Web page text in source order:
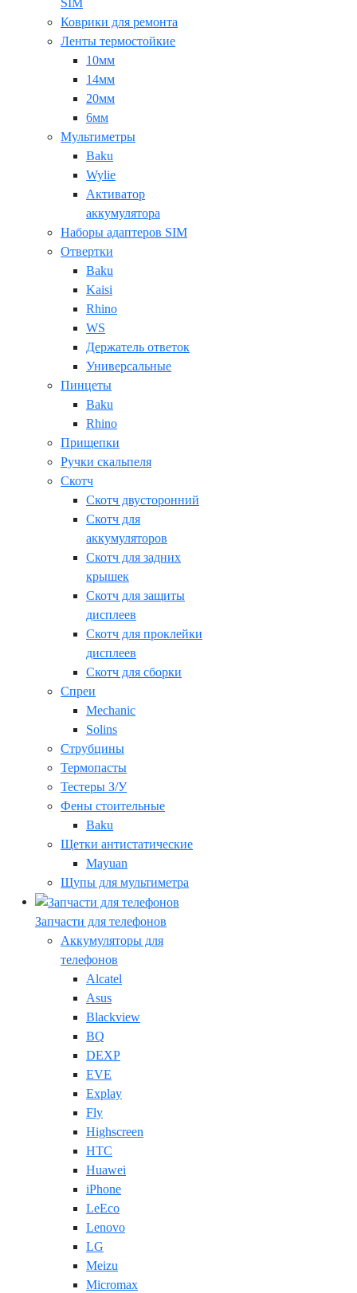
SIM
Коврики для ремонта
Ленты термостойкие
10мм
14мм
20мм
6мм
Мультиметры
Baku
Wylie
Активатор
аккумулятора
Наборы адаптеров SIM
Отвертки
Baku
Kaisi
Rhino
WS
Держатель ответок
Универсальные
Пинцеты
Baku
Rhino
Прищепки
Ручки скальпеля
Скотч
Скотч двусторонний
Скотч для
аккумуляторов
Скотч для задних
крышек
Скотч для защиты
дисплеев
Скотч для проклейки
дисплеев
Скотч для сборки
Спреи
Mechanic
Solins
Струбцины
Термопасты
Тестеры З/У
Фены стоительные
Baku
Щетки антистатические
Mayuan
Щупы для мультиметра
Запчасти для телефонов
Аккумуляторы для
телефонов
Alcatel
Asus
Blackview
BQ
DEXP
EVE
Explay
Fly
Highscreen
HTC
Huawei
iPhone
LeEco
Lenovo
LG
Meizu
Micromax